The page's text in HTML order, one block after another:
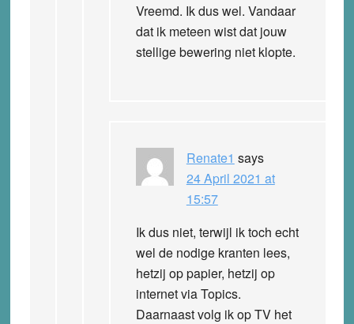
Vreemd. Ik dus wel. Vandaar
dat ik meteen wist dat jouw
stellige bewering niet klopte.
Renate1 says
24 April 2021 at
15:57
Ik dus niet, terwijl ik toch echt
wel de nodige kranten lees,
hetzij op papier, hetzij op
internet via Topics.
Daarnaast volg ik op TV het